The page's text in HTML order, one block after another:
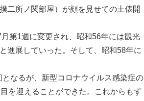
二所ノ関部屋）が顔を見せての土俵開
第1週に変更され、昭和56年には観光
進展していった。そして、昭和58年に
なるが、新型コロナウイルス感染症の
を迎えることができた。これからもず